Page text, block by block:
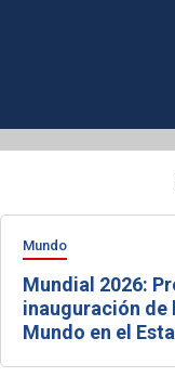
Mundo
Mundial 2026:
inauguración de
Mundo en el